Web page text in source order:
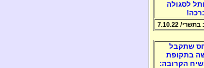
לסגולה
7.10.22
שתקבל
בתקופת
הקרובה: